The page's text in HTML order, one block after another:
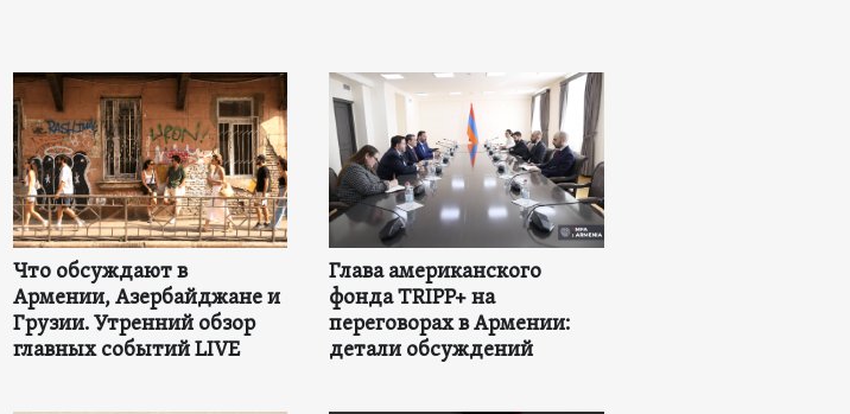
Что обсуждают в
Армении, Азербайджане и
Грузии. Утренний обзор
главных событий LIVE
Глава американского
фонда TRIPP+ на
переговорах в Армении:
детали обсуждений